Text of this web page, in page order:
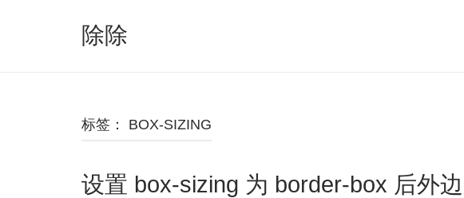
除除
标签： BOX-SIZING
设置 box-sizing 为 border-box 后外